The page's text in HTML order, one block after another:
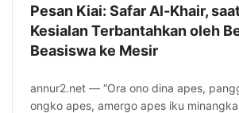
Pesan Kiai: Safar Al-Khair,
Kesialan Terbantahkan oleh
Beasiswa ke Mesir
annur2.net — “Ora ono dina apes,
ongko apes, amergo apes iku